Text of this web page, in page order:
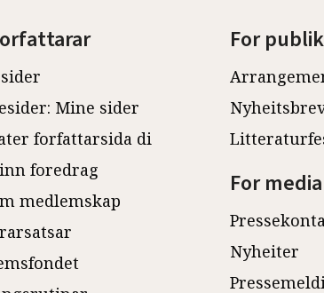
Mine sider
forfattarsida di
foredrag
medlemskap
For
For media
Nyheiter